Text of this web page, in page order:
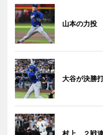
山本の力投
大谷が決勝
村上、２戦